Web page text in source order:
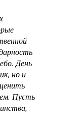
День
но и
Пусть